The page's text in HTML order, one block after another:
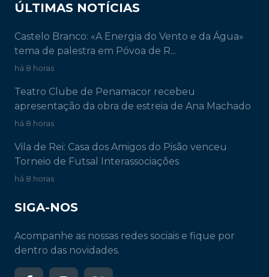
ÚLTIMAS NOTÍCIAS
Castelo Branco: «A Energia do Vento e da Água»
tema de palestra em Póvoa de R...
há 8 horas
Teatro Clube de Penamacor recebeu
apresentação da obra de estreia de Ana Machado
há 8 horas
Vila de Rei: Casa dos Amigos do Pisão venceu
Torneio de Futsal Interassociações
há 8 horas
SIGA-NOS
Acompanhe as nossas redes sociais e fique por
dentro das novidades.